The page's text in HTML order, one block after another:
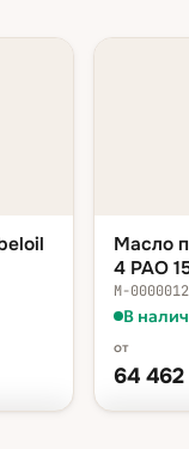
Масло
4 PAO
М-
В
от
64 462